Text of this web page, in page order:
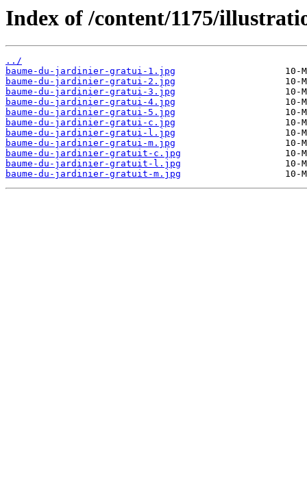
Index of /content/1175/
../
baume-du-jardinier-gratui-1.jpg
baume-du-jardinier-gratui-2.jpg
baume-du-jardinier-gratui-3.jpg
baume-du-jardinier-gratui-4.jpg
baume-du-jardinier-gratui-5.jpg
baume-du-jardinier-gratui-c.jpg
baume-du-jardinier-gratui-l.jpg
baume-du-jardinier-gratui-m.jpg
baume-du-jardinier-gratuit-c.jpg
baume-du-jardinier-gratuit-l.jpg
baume-du-jardinier-gratuit-m.jpg